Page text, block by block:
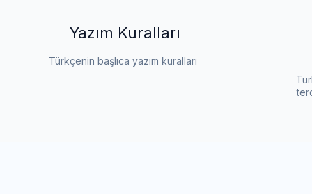
Yazım Kuralları
Türkçenin başlıca yazım kuralları